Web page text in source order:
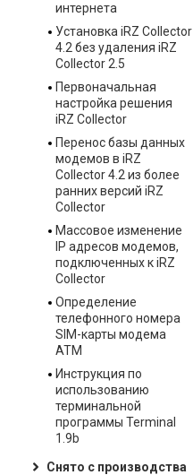
интернета
Установка iRZ Collector
4.2 без удаления iRZ
Collector 2.5
Первоначальная
настройка решения
iRZ Collector
Перенос базы данных
модемов в iRZ
Collector 4.2 из более
ранних версий iRZ
Collector
Массовое изменение
IP адресов модемов,
подключенных к iRZ
Collector
Определение
телефонного номера
SIM-карты модема
АТМ
Инструкция по
использованию
терминальной
программы Terminal
1.9b
Снято с производства